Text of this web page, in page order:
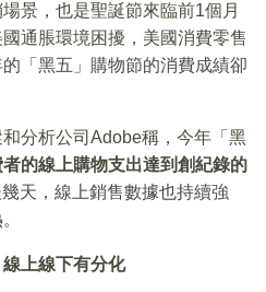
景，也是聖誕節來臨前1個月
通脹環境困擾，美國消費零售
「黑五」購物節的消費成績卻
分析公司Adobe稱，今年「黑
的線上購物支出達到創紀錄的
天，線上銷售數據也持續強
上線下有分化